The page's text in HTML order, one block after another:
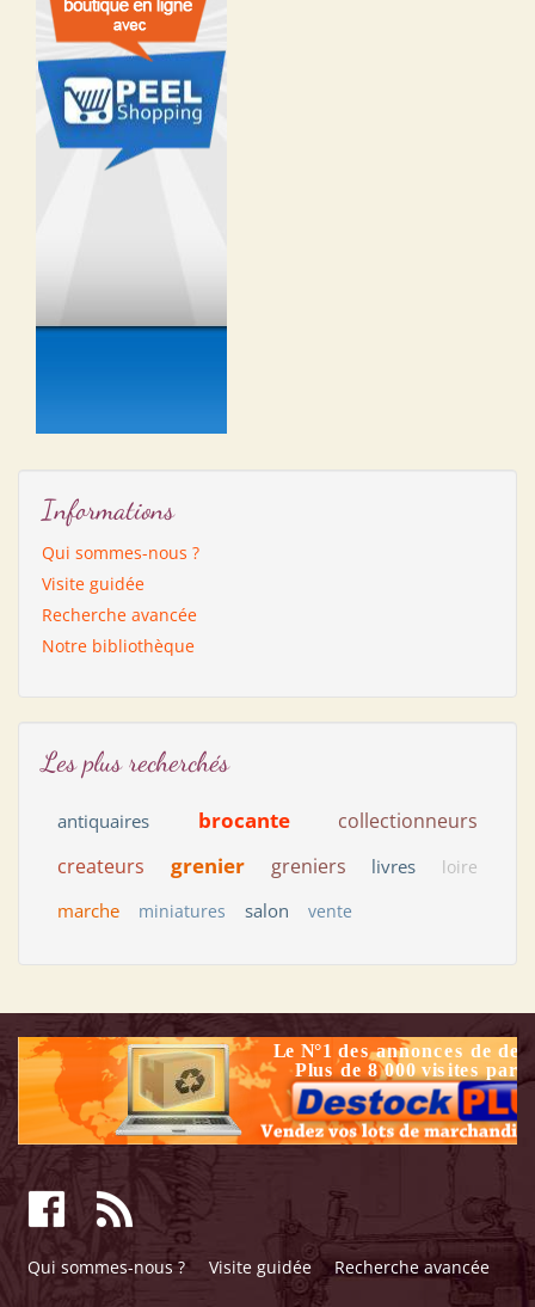
Informations
Qui sommes-nous ?
Visite guidée
Recherche avancée
Notre bibliothèque
Les plus recherchés
antiquaires brocante
collectionneurs
createurs
grenier greniers livres loire
marche miniatures salon vente
Qui sommes-nous ? Visite guidée Recherche avancée